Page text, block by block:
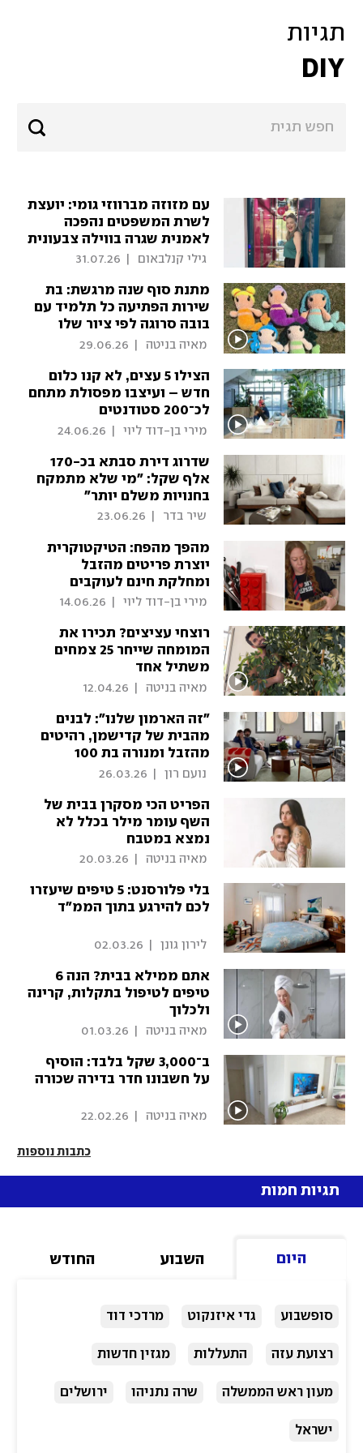
תגיות
DIY
עם מזוזה מברווזי גומי: יועצת
לשרת המשפטים נהפכה
לאמנית שגרה בווילה צבעונית
גילי קנלבאום 31.07.26
מתנת סוף שנה מרגשת: בת
שירות הפתיעה כל תלמיד עם
בובה סרוגה לפי ציור שלו
מאיה בניטה 29.06.26
הצילו 5 עצים, לא קנו כלום
חדש – ועיצבו מפסולת מתחם
לכ־200 סטודנטים
מירי בן-דוד ליוי 24.06.26
שדרוג דירת סבתא בכ-170
אלף שקל: "מי שלא מתמקח
בחנויות משלם יותר"
שיר בדר 23.06.26
מהפך מהפח: הטיקטוקרית
יוצרת פריטים מהזבל
ומחלקת חינם לעוקבים
מירי בן-דוד ליוי 14.06.26
רוצחי עציצים? תכירו את
המומחה שייחר 25 צמחים
משתיל אחד
מאיה בניטה 12.04.26
"זה הארמון שלנו": לבנים
מהבית של קדישמן, רהיטים
מהזבל ומנורה בת 100
נועם רון 26.03.26
הפריט הכי מסקרן בבית של
השף עומר מילר בכלל לא
נמצא במטבח
מאיה בניטה 20.03.26
בלי פלורסנט: 5 טיפים שיעזרו
לכם להירגע בתוך הממ"ד
לירון גונן 02.03.26
אתם ממילא בבית? הנה 6
טיפים לטיפול בתקלות, קרינה
ולכלוך
מאיה בניטה 01.03.26
ב־3,000 שקל בלבד: הוסיף
על חשבונו חדר בדירה שכורה
מאיה בניטה 22.02.26
כתבות נוספות
תגיות חמות
היום השבוע החודש
סופשבוע גדי איזנקוט מרדכי דוד
רצועת עזה התעללות מגזין חדשות
מעון ראש הממשלה שרה נתניהו ירושלים
ישראל